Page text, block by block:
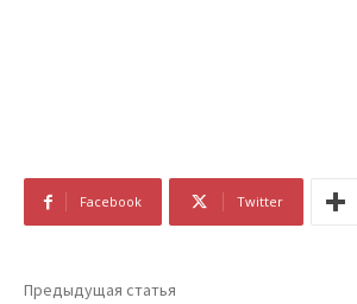
Facebook Twitter
Предыдущая статья